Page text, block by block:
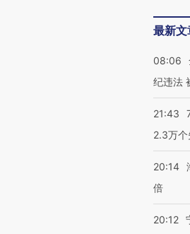
最新文
08:06
纪违法
21:43
2.3万个
20:14
倍
20:12